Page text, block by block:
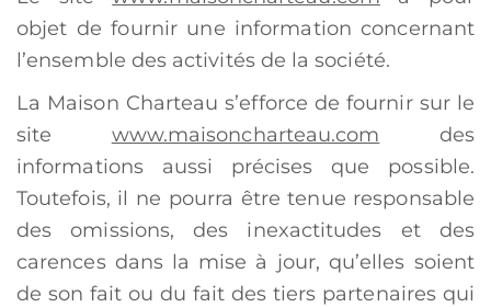
objet de fournir une information concernant
l’ensemble des activités de la société.
La Maison Charteau s’efforce de fournir sur le
site www.maisoncharteau.com des
informations aussi précises que possible.
Toutefois, il ne pourra être tenue responsable
des omissions, des inexactitudes et des
carences dans la mise à jour, qu’elles soient
de son fait ou du fait des tiers partenaires qui